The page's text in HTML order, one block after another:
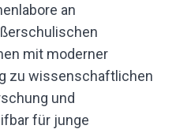
an
mit moderner
zu wissenschaftlichen
und
für junge